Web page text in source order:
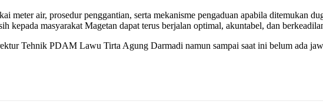
meter air, prosedur penggantian, serta mekanisme pengaduan apabila ditemukan
kepada masyarakat Magetan dapat terus berjalan optimal, akuntabel, dan
Tehnik PDAM Lawu Tirta Agung Darmadi namun sampai saat ini belum ada